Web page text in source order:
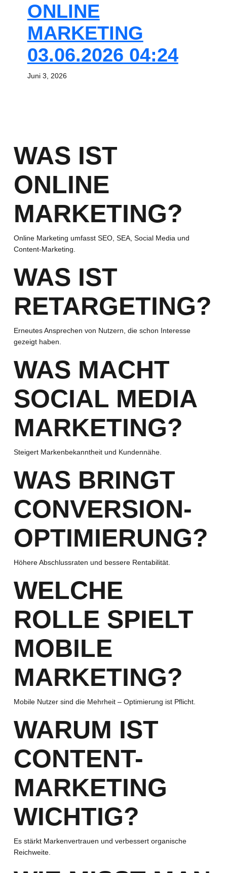
ONLINE
MARKETING
03.06.2026 04:24
Juni 3, 2026
WAS IST
ONLINE
MARKETING?
Online Marketing umfasst SEO, SEA, Social Media und
Content-Marketing.
WAS IST
RETARGETING?
Erneutes Ansprechen von Nutzern, die schon Interesse
gezeigt haben.
WAS MACHT
SOCIAL MEDIA
MARKETING?
Steigert Markenbekanntheit und Kundennähe.
WAS BRINGT
CONVERSION-
OPTIMIERUNG?
Höhere Abschlussraten und bessere Rentabilität.
WELCHE
ROLLE SPIELT
MOBILE
MARKETING?
Mobile Nutzer sind die Mehrheit – Optimierung ist Pflicht.
WARUM IST
CONTENT-
MARKETING
WICHTIG?
Es stärkt Markenvertrauen und verbessert organische
Reichweite.